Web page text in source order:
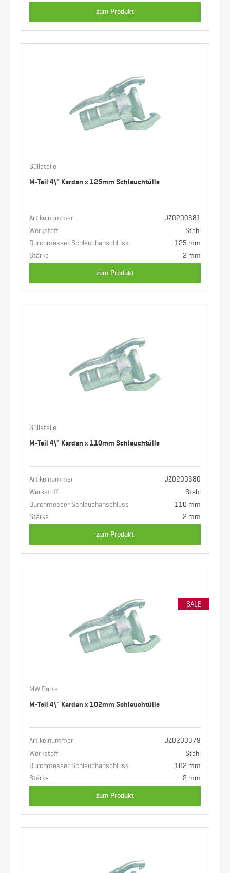
zum Produkt
Gülleteile
M-Teil 4\" Kardan x 125mm Schlauchtülle
Artikelnummer
JZ0200381
Werkstoff
Stahl
Durchmesser Schlauchanschluss
125 mm
Stärke
2 mm
zum Produkt
Gülleteile
M-Teil 4\" Kardan x 110mm Schlauchtülle
Artikelnummer
JZ0200380
Werkstoff
Stahl
Durchmesser Schlauchanschluss
110 mm
Stärke
2 mm
zum Produkt
SALE
MW Parts
M-Teil 4\" Kardan x 102mm Schlauchtülle
Artikelnummer
JZ0200379
Werkstoff
Stahl
Durchmesser Schlauchanschluss
102 mm
Stärke
2 mm
zum Produkt